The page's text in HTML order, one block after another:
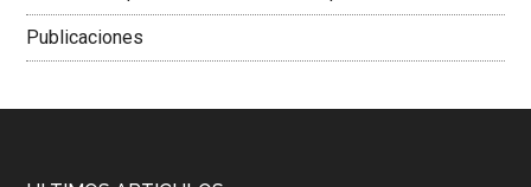
Publicaciones